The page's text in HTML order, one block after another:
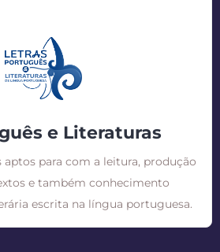
e Literaturas
para com a leitura, produção
e também conhecimento
escrita na língua portuguesa.